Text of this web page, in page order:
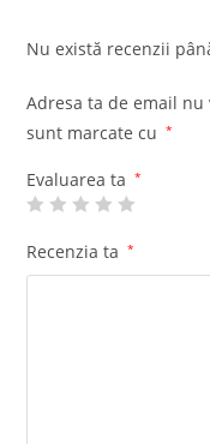
1
n
Nu există recenzii
Adresa ta de email
sunt marcate cu
*
Evaluarea ta *
Recenzia ta *